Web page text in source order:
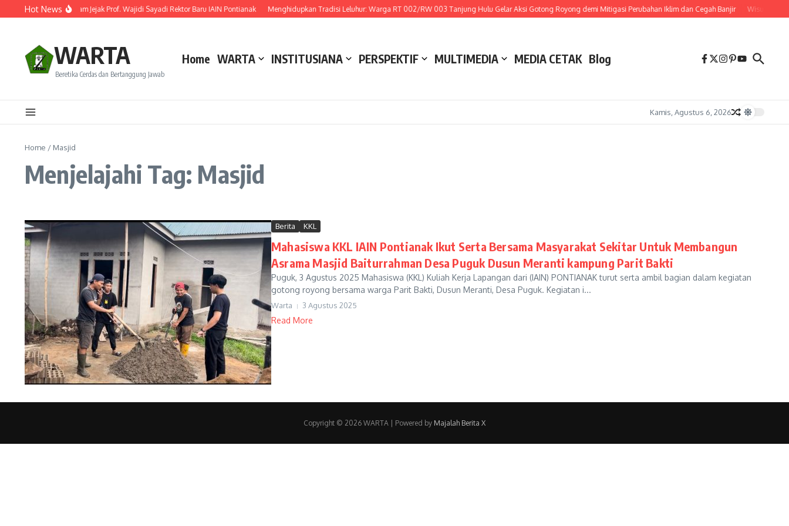
Lewati ke konten
Hot News
Resmi Dilantik! Ini Rekam Jejak Prof. Wajidi Sayadi Rektor Baru IAIN Pontianak Menghidupkan Tradisi Leluhur: Warga RT 002/RW 003 Tanjung Hulu Gelar Aksi Gotong Royong demi Mitigasi Perubahan Iklim dan Cegah Banjir Wisuda
WARTA
Beretika Cerdas dan Bertanggung Jawab
Home WARTA INSTITUSIANA PERSPEKTIF MULTIMEDIA MEDIA CETAK Blog
Kamis, Agustus 6, 2026
Home / Masjid
Menjelajahi Tag: Masjid
Berita KKL
Mahasiswa KKL IAIN Pontianak Ikut Serta Bersama Masyarakat Sekitar Untuk Membangun
Asrama Masjid Baiturrahman Desa Puguk Dusun Meranti kampung Parit Bakti
Puguk, 3 Agustus 2025 Mahasiswa (KKL) Kuliah Kerja Lapangan dari (IAIN) PONTIANAK turut serta ambil bagian dalam kegiatan
gotong royong bersama warga Parit Bakti, Dusun Meranti, Desa Puguk. Kegiatan i...
Warta 3 Agustus 2025
Read More
Copyright © 2026 WARTA | Powered by Majalah Berita X